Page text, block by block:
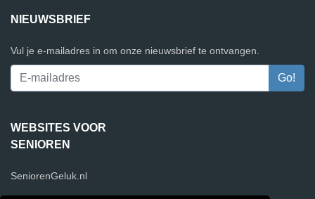
NIEUWSBRIEF
Vul je e-mailadres in om onze nieuwsbrief te ontvangen.
WEBSITES VOOR
SENIOREN
SeniorenGeluk.nl